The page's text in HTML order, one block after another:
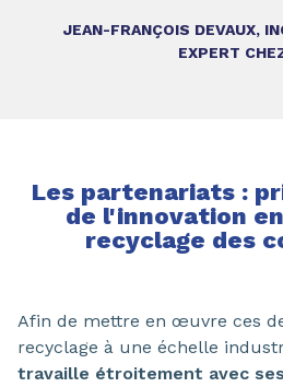
JEAN-FRANÇOIS DEVAUX,
EXPERT
Les partenariats :
de l'innovation
recyclage des
Afin de mettre en œuvre ces
recyclage à une échelle
travaille étroitement avec